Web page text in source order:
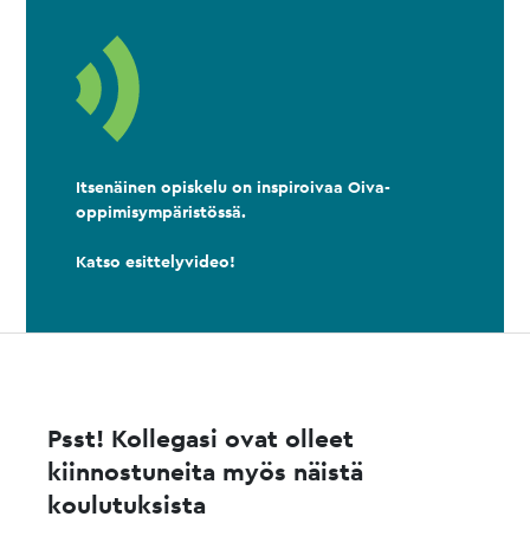
Itsenäinen opiskelu on inspiroivaa Oiva-
oppimisympäristössä.
Katso esittelyvideo!
Psst! Kollegasi ovat olleet
kiinnostuneita myös näistä
koulutuksista